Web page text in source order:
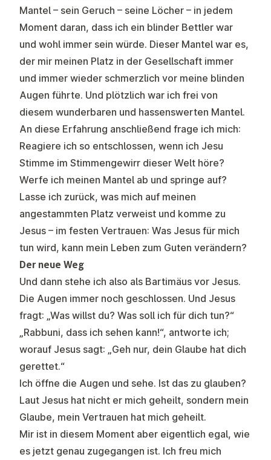
Mantel – sein Geruch – seine Löcher – in jedem
Moment daran, dass ich ein blinder Bettler war
und wohl immer sein würde. Dieser Mantel war es,
der mir meinen Platz in der Gesellschaft immer
und immer wieder schmerzlich vor meine blinden
Augen führte. Und plötzlich war ich frei von
diesem wunderbaren und hassenswerten Mantel.
An diese Erfahrung anschließend frage ich mich:
Reagiere ich so entschlossen, wenn ich Jesu
Stimme im Stimmengewirr dieser Welt höre?
Werfe ich meinen Mantel ab und springe auf?
Lasse ich zurück, was mich auf meinen
angestammten Platz verweist und komme zu
Jesus – im festen Vertrauen: Was Jesus für mich
tun wird, kann mein Leben zum Guten verändern?
Der neue Weg
Und dann stehe ich also als Bartimäus vor Jesus.
Die Augen immer noch geschlossen. Und Jesus
fragt: „Was willst du? Was soll ich für dich tun?“
„Rabbuni, dass ich sehen kann!“, antworte ich;
worauf Jesus sagt: „Geh nur, dein Glaube hat dich
gerettet.“
Ich öffne die Augen und sehe. Ist das zu glauben?
Laut Jesus hat nicht er mich geheilt, sondern mein
Glaube, mein Vertrauen hat mich geheilt.
Mir ist in diesem Moment aber eigentlich egal, wie
es jetzt genau zugegangen ist. Ich freu mich